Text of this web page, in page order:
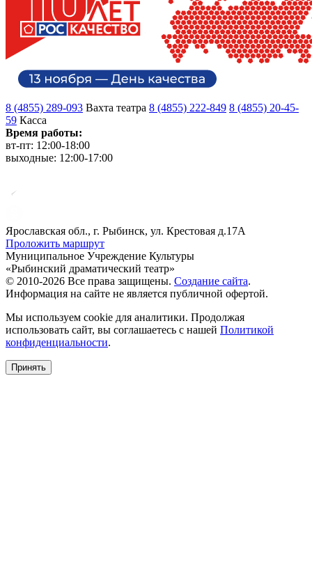
8 (4855) 289-093 Вахта театра 8 (4855) 222-849 8 (4855) 20-45-
59 Касса
Время работы:
вт-пт: 12:00-18:00
выходные: 12:00-17:00
Ярославская обл., г. Рыбинск, ул. Крестовая д.17А
Проложить маршрут
Муниципальное Учреждение Культуры
«Рыбинский драматический театр»
© 2010-2026 Все права защищены. Создание сайта.
Информация на сайте не является публичной офертой.
Мы используем cookie для аналитики. Продолжая
использовать сайт, вы соглашаетесь с нашей Политикой
конфиденциальности.
Принять